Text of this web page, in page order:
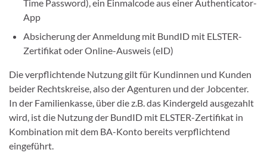
Time Password), ein Einmalcode aus einer Authenticator-
App
Absicherung der Anmeldung mit BundID mit ELSTER-
Zertifikat oder Online-Ausweis (eID)
Die verpflichtende Nutzung gilt für Kundinnen und Kunden
beider Rechtskreise, also der Agenturen und der Jobcenter.
In der Familienkasse, über die z.B. das Kindergeld ausgezahlt
wird, ist die Nutzung der BundID mit ELSTER-Zertifikat in
Kombination mit dem BA-Konto bereits verpflichtend
eingeführt.